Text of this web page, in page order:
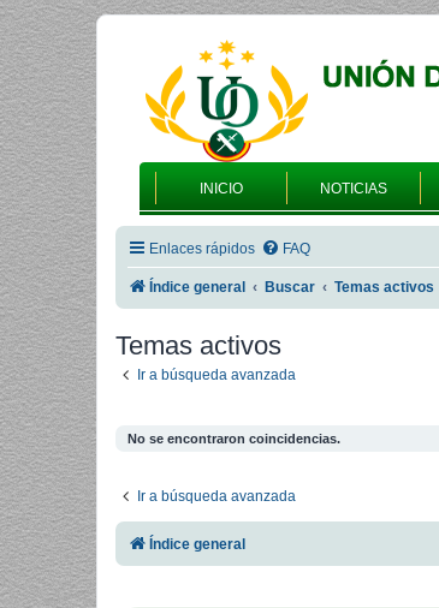
INICIO NOTICIAS
Enlaces rápidos FAQ
Índice general Buscar Temas activos
Temas activos
Ir a búsqueda avanzada
No se encontraron coincidencias.
Ir a búsqueda avanzada
Índice general